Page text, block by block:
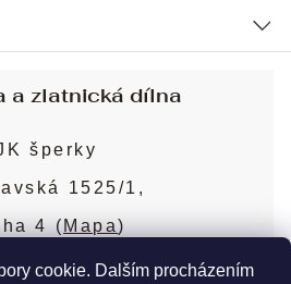
cookie. Dalším procházením
údajů
a zlatnická dílna
šperky
1525/1,
4 (Mapa)
o prodejně